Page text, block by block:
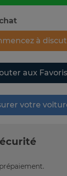
à
aux Favoris
votre